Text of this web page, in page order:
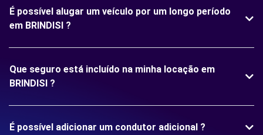
É possível alugar um veículo por um longo período
em BRINDISI ?
Que seguro está incluído na minha locação em
BRINDISI ?
É possível adicionar um condutor adicional ?